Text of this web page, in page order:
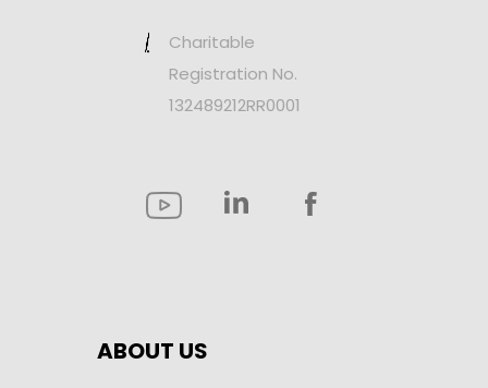
Charitable
Registration No.
132489212RR0001
ABOUT US